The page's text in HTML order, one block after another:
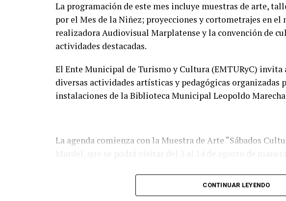
La programación de este mes incluye muestras de arte,
por el Mes de la Niñez; proyecciones y cortometrajes en
realizadora Audiovisual Marplatense y la convención de
actividades destacadas.
El Ente Municipal de Turismo y Cultura (EMTURyC)
diversas actividades artísticas y pedagógicas organizadas
instalaciones de la Biblioteca Municipal Leopoldo
La agenda comienza con la Muestra de Arte “Sábados
Asimismo, se realizará el Taller de Escritura Expresiva
Maidana, los miércoles de 10 a 12 en la Biblioteca de
CONTINUAR LEYENDO